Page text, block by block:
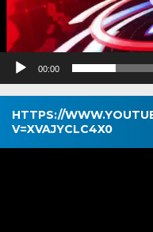
00:00
HTTPS://
V=XVAJYCLC4X0
Pemutar